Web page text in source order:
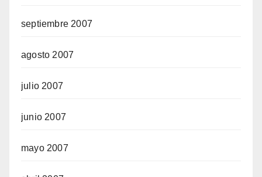
septiembre 2007
agosto 2007
julio 2007
junio 2007
mayo 2007